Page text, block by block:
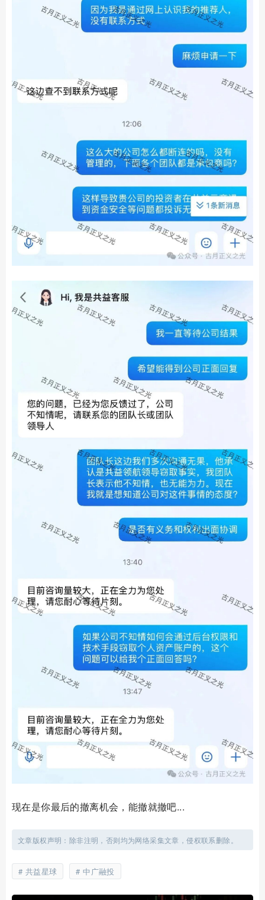
现在是你最后的撤离机会，能撤就撤吧...
文章版权声明：除非注明，否则均为网络采集文章，侵权联系删除。
共益星球 中广融投